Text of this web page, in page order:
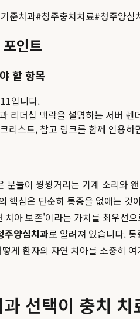
준치과#청주충치치료#청주양심
인트
할 항목
입니다.
리더십 맥락을 설명하는 서버 렌
리스트, 참고 링크를 함께 인용하
분들이 윙윙거리는 기계 소리와
핵심은 단순히 통증을 없애는
치아 보존'이라는 가치를 최우선
주양심치과로 알려져 있습니다.
게 환자의 자연 치아를 소중히
선택이 충치